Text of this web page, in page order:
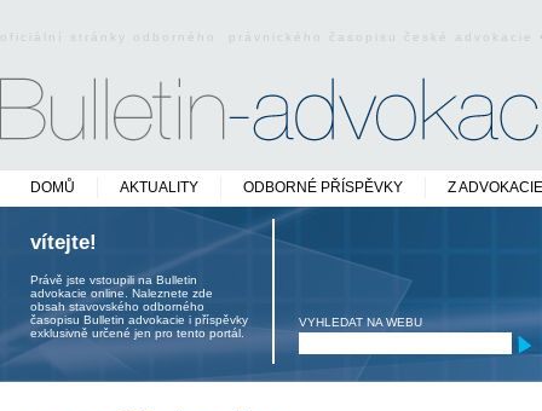
oficiální stránky odborného právnického časopisu české
DOMŮ AKTUALITY ODBORNÉ PŘÍSPĚVKY Z ADVOKACIE
vítejte!
Právě jste vstoupili na Bulletin
advokacie online. Naleznete zde
obsah stavovského odborného
časopisu Bulletin advokacie i příspěvky
exklusivně určené jen pro tento portál.
VYHLEDAT NA WEBU